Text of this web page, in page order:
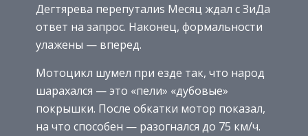
Дегтярева перепуталиѕ Месяц ждал с ЗиДа
ответ на запрос. Наконец, формальности
улажены — вперед.
Мотоцикл шумел при езде так, что народ
шарахался — это «пели» «дубовые»
покрышки. После обкатки мотор показал,
на что способен — разогнался до 75 км/ч.